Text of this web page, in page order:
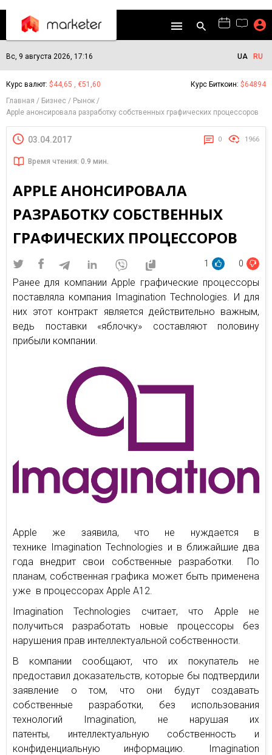
Вс, 9 августа 2026, 17:16 UA RU
Курс валют: $44,65 , €51,60 Курс Биткоин: $64894
Главная
Бизнес
Рынок
Apple анонсировала разработку собственных графических процессоров
03.04.2017 0 1966
Время чтения: 0.9 мин.
APPLE АНОНСИРОВАЛА
РАЗРАБОТКУ СОБСТВЕННЫХ
ГРАФИЧЕСКИХ ПРОЦЕССОРОВ
1 0
Ранее для компании Apple графические процессоры
поставляла компания Imagination Technologies. И для
них этот контракт является действительно важным,
ведь поставки «яблочку» составляют половину
прибыли компании.
Apple же заявила, что не нуждается в
технике Imagination Technologies и в ближайшие два
года внедрит свои собственные разработки. По
планам, собственная графика может быть применена
уже в процессорах Apple A12.
Imagination Technologies считает, что Apple не
получиться разработать новые процессоры без
нарушения прав интеллектуальной собственности.
В компании сообщают, что их покупатель не
предоставил доказательств, которые бы подтвердили
заявление о том, что они будут создавать
собственные разработки, без использования
технологий Imagination, не нарушая их
патенты, интеллектуальную собственность и
конфиденциальную информацию. Imagination